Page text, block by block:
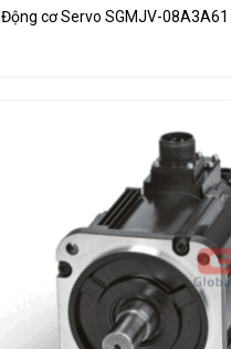
Động cơ Servo SGMJV-08A3A61